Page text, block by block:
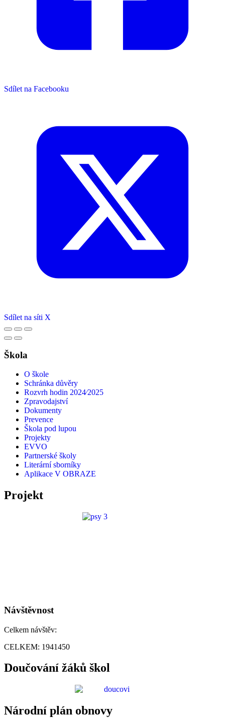
Sdílet na Facebooku
Sdílet na síti X
Škola
O škole
Schránka důvěry
Rozvrh hodin 2024⁄2025
Zpravodajství
Dokumenty
Prevence
Škola pod lupou
Projekty
EVVO
Partnerské školy
Literární sborníky
Aplikace V OBRAZE
Projekt
Návštěvnost
Celkem návštěv:
CELKEM: 1941450
Doučování žáků škol
Národní plán obnovy